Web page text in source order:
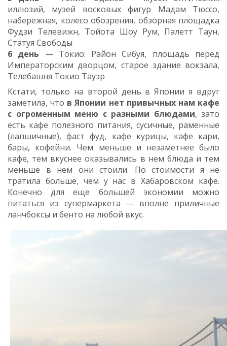
иллюзий, музей восковых фигур Мадам Тюссо,
набережная, колесо обозрения, обзорная площадка
Фудзи Телевижн, Тойота Шоу Рум, Палетт Таун,
Статуя Свободы
6 день — Токио: Район Сибуя, площадь перед
Императорским дворцом, старое здание вокзала,
Телебашня Токио Тауэр
Кстати, только на второй день в Японии я вдруг
заметила, что в Японии нет привычных нам кафе
с огроменным меню с разными блюдами, зато
есть кафе полезного питания, сусичные, раменные
(лапшичные), фаст фуд, кафе курицы, кафе кари,
бары, кофейни. Чем меньше и незаметнее было
кафе, тем вкуснее оказывались в нем блюда и тем
меньше в нем они стоили. По стоимости я не
тратила больше, чем у нас в Хабаровском кафе.
Конечно для еще большей экономии можно
питаться из супермаркета — вполне приличные
ланчбоксы и бенто на любой вкус.